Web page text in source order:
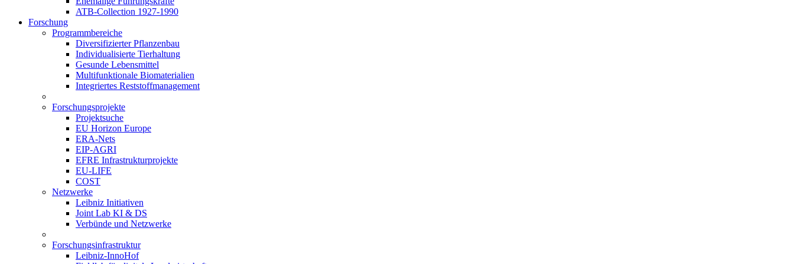
ATB-Collection 1927-1990
Forschung
Programmbereiche
Diversifizierter Pflanzenbau
Individualisierte Tierhaltung
Gesunde Lebensmittel
Multifunktionale Biomaterialien
Integriertes Reststoffmanagement
Forschungsprojekte
Projektsuche
EU Horizon Europe
ERA-Nets
EIP-AGRI
EFRE Infrastrukturprojekte
EU-LIFE
COST
Netzwerke
Leibniz Initiativen
Joint Lab KI & DS
Verbünde und Netzwerke
Forschungsinfrastruktur
Leibniz-InnoHof